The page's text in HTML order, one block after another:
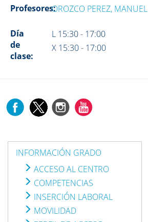
Profesores:OROZCO PEREZ, MANUEL
Día
de
clase:
L 15:30 - 17:00
X 15:30 - 17:00
INFORMACIÓN GRADO
ACCESO AL CENTRO
COMPETENCIAS
INSERCIÓN LABORAL
MOVILIDAD